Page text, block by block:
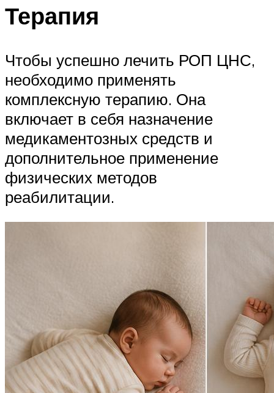
Терапия
Чтобы успешно лечить РОП ЦНС,
необходимо применять
комплексную терапию. Она
включает в себя назначение
медикаментозных средств и
дополнительное применение
физических методов
реабилитации.